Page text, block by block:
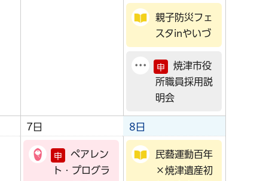
親子防災フェ
スタinやいづ
申
焼津市役
所職員採用説
明会
7日 8日
申
ペアレン
ト・プログラ
民藝運動百年
×焼津遺産初